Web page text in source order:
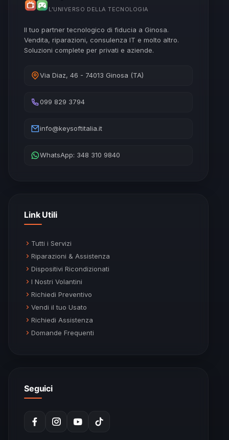
L'UNIVERSO DELLA TECNOLOGIA
Il tuo partner tecnologico di fiducia a Ginosa.
Vendita, riparazioni, consulenza IT e molto altro.
Soluzioni complete per privati e aziende.
Via Diaz, 46 - 74013 Ginosa (TA)
099 829 3794
info@keysoftitalia.it
WhatsApp: 348 310 9840
Link Utili
Tutti i Servizi
Riparazioni & Assistenza
Dispositivi Ricondizionati
I Nostri Volantini
Richiedi Preventivo
Vendi il tuo Usato
Richiedi Assistenza
Domande Frequenti
Seguici